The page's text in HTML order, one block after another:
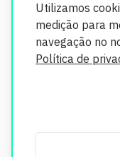
Utilizamos
medição para
navegação no
Política de
segurança. Todos os
utilizados
informações, consulte